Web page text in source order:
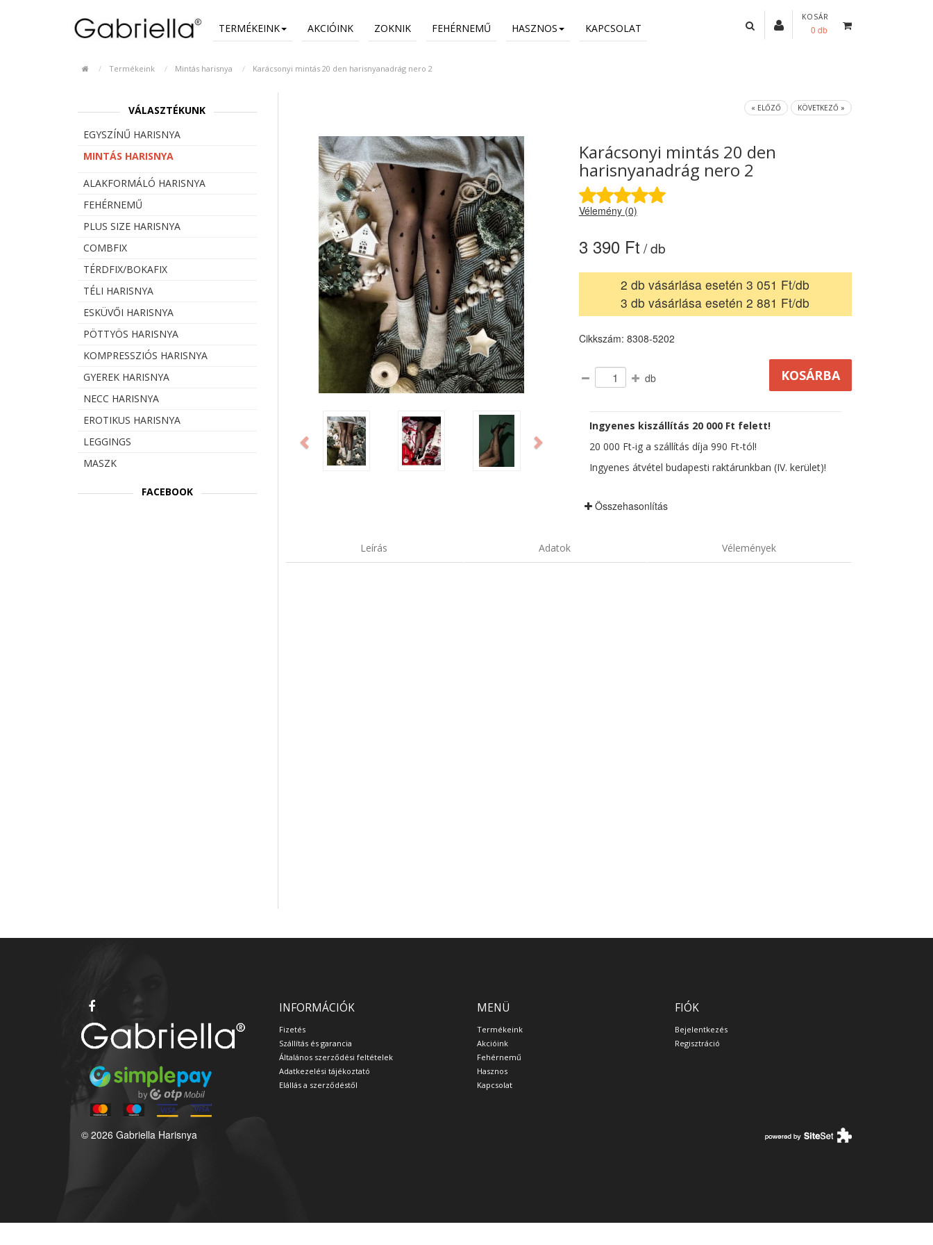
TERMÉKEINK AKCIÓINK ZOKNIK FEHÉRNEMŰ HASZNOS KAPCSOLAT
KOSÁR
0 db
Termékeink Mintás harisnya Karácsonyi mintás 20 den harisnyanadrág nero 2
VÁLASZTÉKUNK
EGYSZÍNŰ HARISNYA
MINTÁS HARISNYA
ALAKFORMÁLÓ HARISNYA
FEHÉRNEMŰ
PLUS SIZE HARISNYA
COMBFIX
TÉRDFIX/BOKAFIX
TÉLI HARISNYA
ESKÜVŐI HARISNYA
PÖTTYÖS HARISNYA
KOMPRESSZIÓS HARISNYA
GYEREK HARISNYA
NECC HARISNYA
EROTIKUS HARISNYA
LEGGINGS
MASZK
FACEBOOK
« ELŐZŐ KÖVETKEZŐ »
Previous
Karácsonyi mintás 20 den
harisnyanadrág nero 2
Vélemény (0)
3 390 Ft / db
2 db vásárlása esetén 3 051 Ft/db
3 db vásárlása esetén 2 881 Ft/db
Cikkszám: 8308-5202
db
Ingyenes kiszállítás 20 000 Ft felett!
20 000 Ft-ig a szállítás díja 990 Ft-tól!
Ingyenes átvétel budapesti raktárunkban (IV. kerület)!
Összehasonlítás
Leírás Adatok Vélemények
INFORMÁCIÓK
Fizetés
Szállítás és garancia
Általános szerződési feltételek
Adatkezelési tájékoztató
Elállás a szerződéstől
MENÜ
Termékeink
Akcióink
Fehérnemű
Hasznos
Kapcsolat
FIÓK
Bejelentkezés
Regisztráció
© 2026 Gabriella Harisnya